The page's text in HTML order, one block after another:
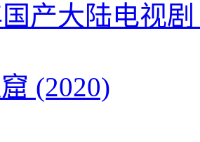
产大陆电视
(2020)